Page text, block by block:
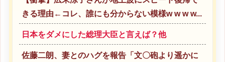
きる理由←コレ、誰にも分からない模様w w w w...
日本をダメにした総理大臣と言えば？他
佐藤二朗、妻とのハグを報告「文〇砲より遥かに